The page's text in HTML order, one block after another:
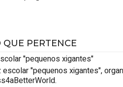
PERTENCE
"pequenos xigantes"
"pequenos xigantes",